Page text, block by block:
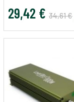
29,42 € 34,61 €